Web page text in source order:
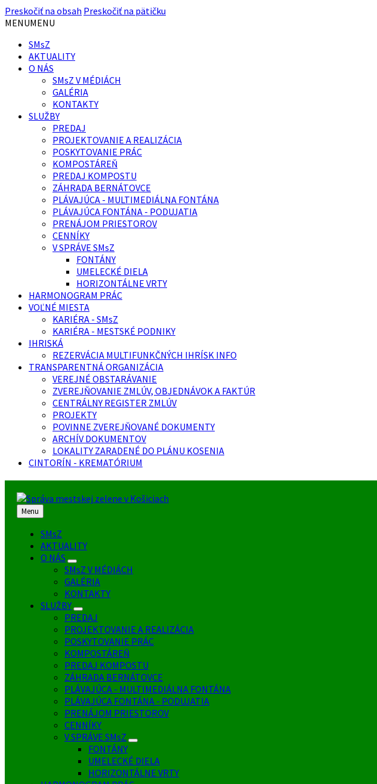
Preskočiť na obsah Preskočiť na pätičku
MENUMENU
SMsZ
AKTUALITY
O NÁS
SMsZ V MÉDIÁCH
GALÉRIA
KONTAKTY
SLUŽBY
PREDAJ
PROJEKTOVANIE A REALIZÁCIA
POSKYTOVANIE PRÁC
KOMPOSTÁREŇ
PREDAJ KOMPOSTU
ZÁHRADA BERNÁTOVCE
PLÁVAJÚCA - MULTIMEDIÁLNA FONTÁNA
PLÁVAJÚCA FONTÁNA - PODUJATIA
PRENÁJOM PRIESTOROV
CENNÍKY
V SPRÁVE SMsZ
FONTÁNY
UMELECKÉ DIELA
HORIZONTÁLNE VRTY
HARMONOGRAM PRÁC
VOĽNÉ MIESTA
KARIÉRA - SMsZ
KARIÉRA - MESTSKÉ PODNIKY
IHRISKÁ
REZERVÁCIA MULTIFUNKČNÝCH IHRÍSK INFO
TRANSPARENTNÁ ORGANIZÁCIA
VEREJNÉ OBSTARÁVANIE
ZVEREJŇOVANIE ZMLÚV, OBJEDNÁVOK A FAKTÚR
CENTRÁLNY REGISTER ZMLÚV
PROJEKTY
POVINNE ZVEREJŇOVANÉ DOKUMENTY
ARCHÍV DOKUMENTOV
LOKALITY ZARADENÉ DO PLÁNU KOSENIA
CINTORÍN - KREMATÓRIUM
Menu
SMsZ
AKTUALITY
O NÁS
SMsZ V MÉDIÁCH
GALÉRIA
KONTAKTY
SLUŽBY
PREDAJ
PROJEKTOVANIE A REALIZÁCIA
POSKYTOVANIE PRÁC
KOMPOSTÁREŇ
PREDAJ KOMPOSTU
ZÁHRADA BERNÁTOVCE
PLÁVAJÚCA - MULTIMEDIÁLNA FONTÁNA
PLÁVAJÚCA FONTÁNA - PODUJATIA
PRENÁJOM PRIESTOROV
CENNÍKY
V SPRÁVE SMsZ
FONTÁNY
UMELECKÉ DIELA
HORIZONTÁLNE VRTY